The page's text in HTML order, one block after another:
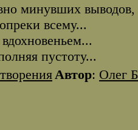
минувших
всему...
пустоту...
Автор: Олег